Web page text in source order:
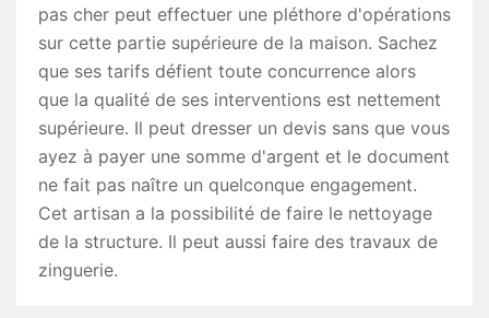
pas cher peut effectuer une pléthore d'opérations
sur cette partie supérieure de la maison. Sachez
que ses tarifs défient toute concurrence alors
que la qualité de ses interventions est nettement
supérieure. Il peut dresser un devis sans que vous
ayez à payer une somme d'argent et le document
ne fait pas naître un quelconque engagement.
Cet artisan a la possibilité de faire le nettoyage
de la structure. Il peut aussi faire des travaux de
zinguerie.